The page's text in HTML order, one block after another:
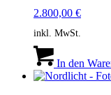
2.800,00 €
inkl. MwSt.
In den